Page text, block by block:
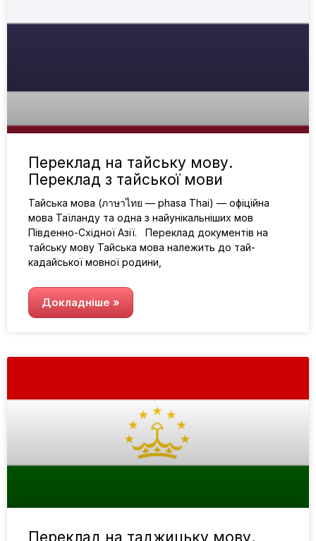
Переклад на тайську мову.
Переклад з тайської мови
Тайська мова (ภาษาไทย — phasa Thai) — офіційна
мова Таїланду та одна з найунікальніших мов
Південно-Східної Азії. Переклад документів на
тайську мову Тайська мова належить до тай-
кадайської мовної родини,
Докладніше »
Переклад на таджицьку мову.